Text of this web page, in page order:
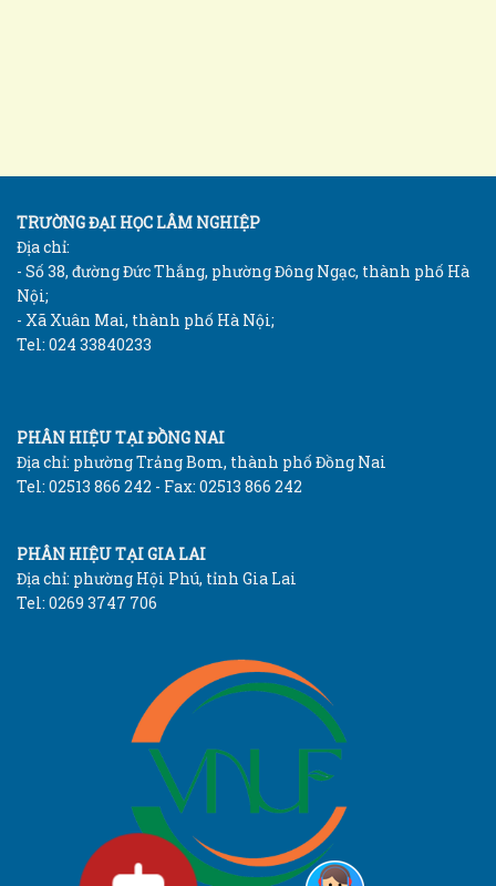
TRƯỜNG ĐẠI HỌC LÂM NGHIỆP
Địa chỉ:
- Số 38, đường Đức Thắng, phường Đông Ngạc, thành phố Hà
Nội;
- Xã Xuân Mai, thành phố Hà Nội;
Tel: 024 33840233
PHÂN HIỆU TẠI ĐỒNG NAI
Địa chỉ: phường Trảng Bom, thành phố Đồng Nai
Tel: 02513 866 242 - Fax: 02513 866 242
PHÂN HIỆU TẠI GIA LAI
Địa chỉ: phường Hội Phú, tỉnh Gia Lai
Tel: 0269 3747 706